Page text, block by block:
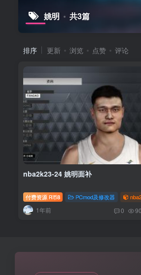
姚明 共3篇
排序 更新 浏览 点赞 评论
nba2k23-24 姚明面补
付费资源 R币8 PCmod及修改器
1年前 0